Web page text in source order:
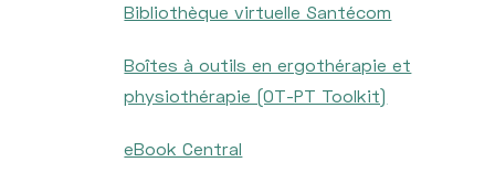
Bibliothèque virtuelle Santécom
Boîtes à outils en ergothérapie et
physiothérapie (OT-PT Toolkit)
eBook Central